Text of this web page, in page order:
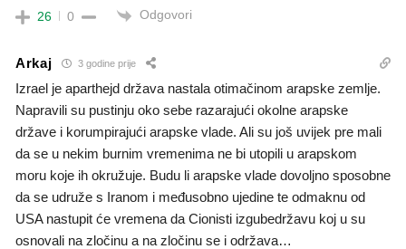
26 0 Odgovori
Arkaj 3 godine prije
Izrael je aparthejd država nastala otimačinom arapske zemlje.
Napravili su pustinju oko sebe razarajući okolne arapske
države i korumpirajući arapske vlade. Ali su još uvijek pre mali
da se u nekim burnim vremenima ne bi utopili u arapskom
moru koje ih okružuje. Budu li arapske vlade dovoljno sposobne
da se udruže s Iranom i međusobno ujedine te odmaknu od
USA nastupit će vremena da Cionisti izgubedržavu koj u su
osnovali na zločinu a na zločinu se i održava…